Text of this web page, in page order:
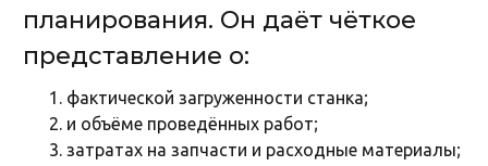
планирования. Он даёт чёткое
представление о:
фактической загруженности станка;
и объёме проведённых работ;
затратах на запчасти и расходные материалы;